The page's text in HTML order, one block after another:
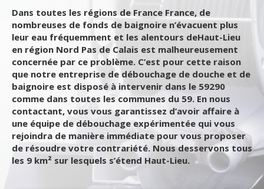
Dans toutes les régions de France France, de
nombreuses de fonds de baignoire n’évacuent plus
leur eau fréquemment et les alentours deHaut-Lieu
en région Nord Pas de Calais est malheureusement
concernée par ce problème. C’est pour cette raison
que notre entreprise de débouchage de douche et de
baignoire est disposé à intervenir dans le 59290
comme dans toutes les communes du 59. En nous
contactant, vous vous garantissez d’avoir affaire à
une équipe de débouchage expérimentée qui vous
rejoindra de manière immédiate pour vous proposer
de résoudre votre contrariété. Nous desservons tous
les 9 km² sur lesquels s’étend Haut-Lieu.